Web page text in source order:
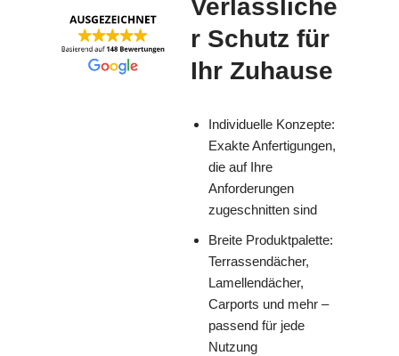
Verlässliche
r Schutz für
Ihr Zuhause
Individuelle Konzepte:
Exakte Anfertigungen,
die auf Ihre
Anforderungen
zugeschnitten sind
Breite Produktpalette:
Terrassendächer,
Lamellendächer,
Carports und mehr –
passend für jede
Nutzung